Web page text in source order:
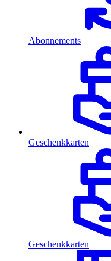
Abonnements
Geschenkkarten
Geschenkkarten